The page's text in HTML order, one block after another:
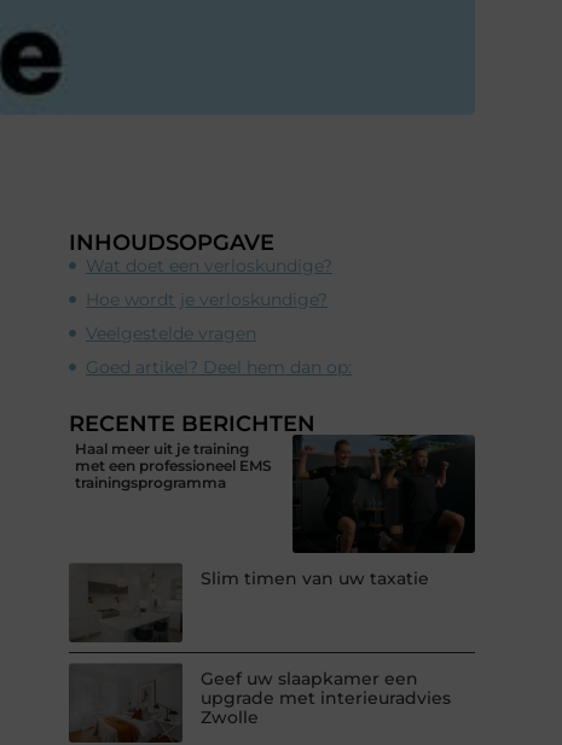
INHOUDSOPGAVE
Wat doet een verloskundige?
Hoe wordt je verloskundige?
Veelgestelde vragen
Goed artikel? Deel hem dan op:
RECENTE BERICHTEN
Haal meer uit je training
met een professioneel EMS
trainingsprogramma
Slim timen van uw taxatie
Geef uw slaapkamer een
upgrade met interieuradvies
Zwolle